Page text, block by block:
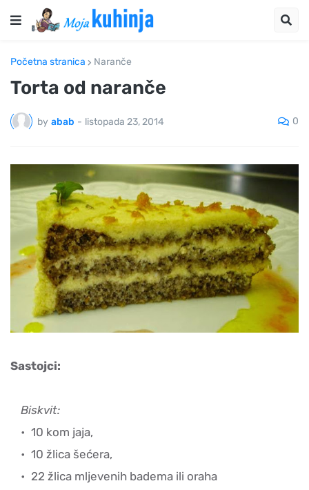
Početna stranica Naranče
Torta od naranče
by abab - listopada 23, 2014 0
Sastojci:
Biskvit:
10 kom jaja,
10 žlica šećera,
22 žlica mljevenih badema ili oraha